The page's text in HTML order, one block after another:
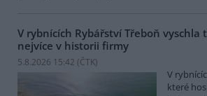
V rybnících Rybářství Třeboň vyschla
nejvíce v historii firmy
5.8.2026 15:42 (ČTK)
V
které